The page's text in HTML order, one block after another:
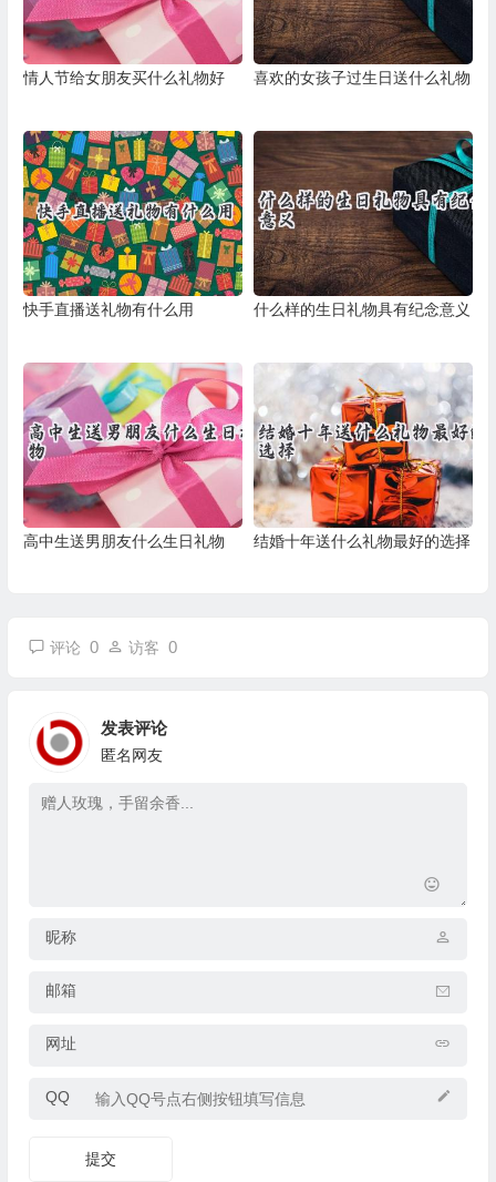
情人节给女朋友买什么礼物好 喜欢的女孩子过生日送什么礼物
快手直播送礼物有什么用 什么样的生日礼物具有纪念意义
高中生送男朋友什么生日礼物 结婚十年送什么礼物最好的选择
评论 0 访客 0
发表评论
匿名网友
昵称
邮箱
网址
QQ